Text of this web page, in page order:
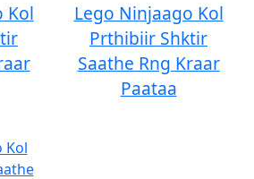
Kol
Lego Ninjaago Kol
Prthibiir Shktir
Saathe Rng Kraar
Paataa